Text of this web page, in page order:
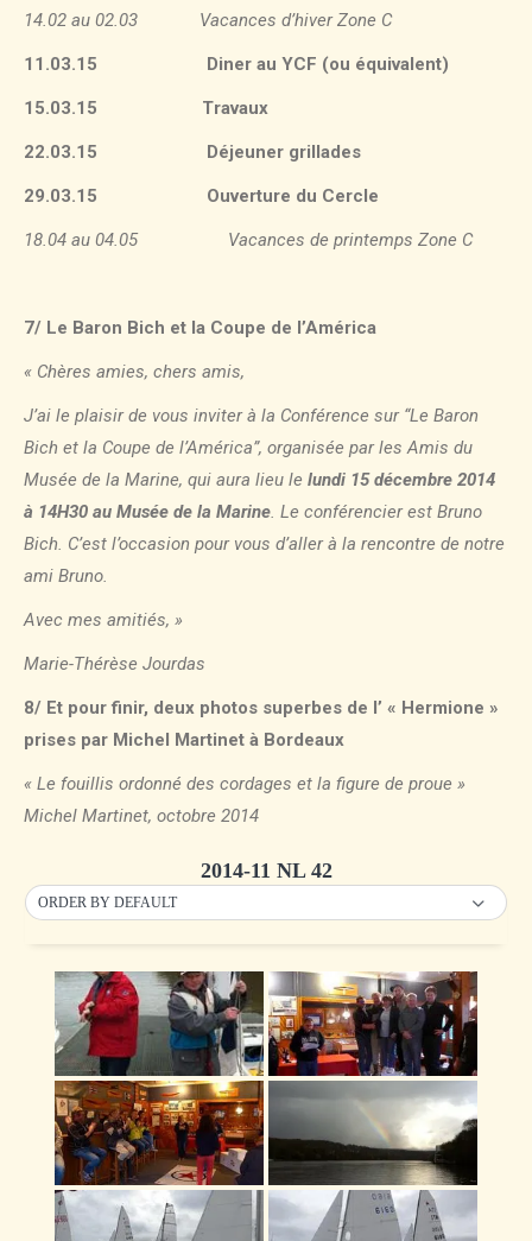
14.02 au 02.03 Vacances d’hiver Zone C
11.03.15 Diner au YCF (ou équivalent)
15.03.15 Travaux
22.03.15 Déjeuner grillades
29.03.15 Ouverture du Cercle
18.04 au 04.05 Vacances de printemps Zone C
7/ Le Baron Bich et la Coupe de l’América
« Chères amies, chers amis,
J’ai le plaisir de vous inviter à la Conférence sur “Le Baron
Bich et la Coupe de l’América”, organisée par les Amis du
Musée de la Marine, qui aura lieu le lundi 15 décembre 2014
à 14H30 au Musée de la Marine. Le conférencier est Bruno
Bich. C’est l’occasion pour vous d’aller à la rencontre de notre
ami Bruno.
Avec mes amitiés, »
Marie-Thérèse Jourdas
8/ Et pour finir, deux photos superbes de l’ « Hermione »
prises par Michel Martinet à Bordeaux
« Le fouillis ordonné des cordages et la figure de proue »
Michel Martinet, octobre 2014
2014-11 NL 42
ORDER BY DEFAULT